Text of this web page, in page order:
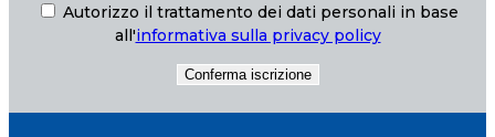
Autorizzo il trattamento dei dati personali in base
all'informativa sulla privacy policy